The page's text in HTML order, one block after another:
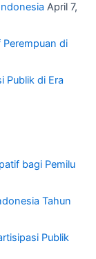
April 7,
Perempuan di
Publik di Era
bagi Pemilu
Tahun
Publik